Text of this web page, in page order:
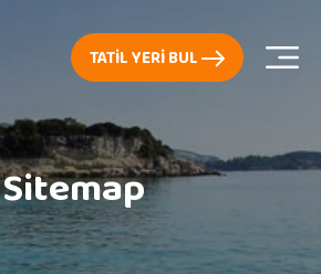
TATIL YERI BUL
Sitemap